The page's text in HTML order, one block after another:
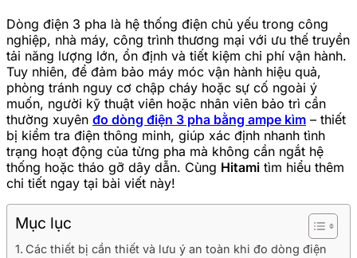
Dòng điện 3 pha là hệ thống điện chủ yếu trong công
nghiệp, nhà máy, công trình thương mại với ưu thế truyền
tải năng lượng lớn, ổn định và tiết kiệm chi phí vận hành.
Tuy nhiên, để đảm bảo máy móc vận hành hiệu quả,
phòng tránh nguy cơ chập cháy hoặc sự cố ngoài ý
muốn, người kỹ thuật viên hoặc nhân viên bảo trì cần
thường xuyên đo dòng điện 3 pha bằng ampe kìm – thiết
bị kiểm tra điện thông minh, giúp xác định nhanh tình
trạng hoạt động của từng pha mà không cần ngắt hệ
thống hoặc tháo gỡ dây dẫn. Cùng Hitami tìm hiểu thêm
chi tiết ngay tại bài viết này!
Mục lục
Các thiết bị cần thiết và lưu ý an toàn khi đo dòng điện